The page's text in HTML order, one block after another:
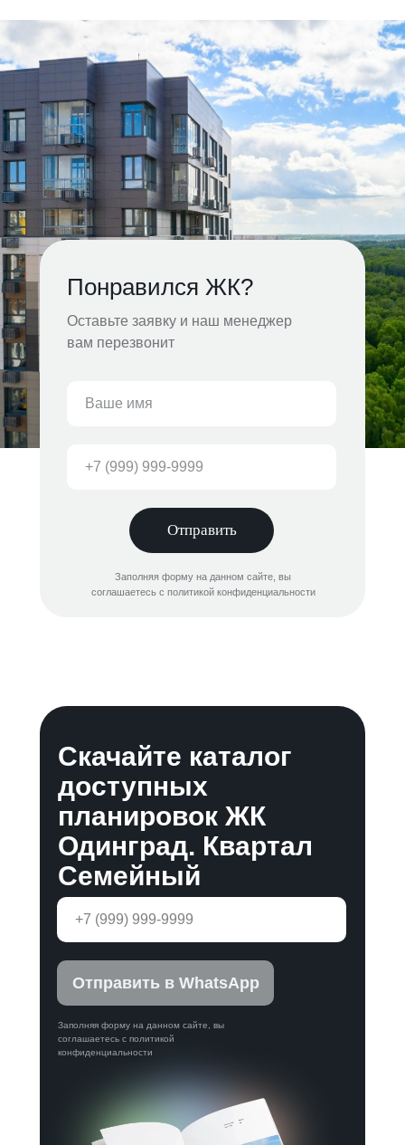
Отправить
Оставьте заявку и наш менеджер
вам перезвонит
Понравился ЖК?
Заполняя форму на данном сайте, вы
соглашаетесь с политикой конфиденциальности
Скачайте каталог
доступных
планировок ЖК
Одинград. Квартал
Семейный
Заполняя форму на данном сайте, вы
соглашаетесь с политикой
конфиденциальности
Отправить в WhatsApp